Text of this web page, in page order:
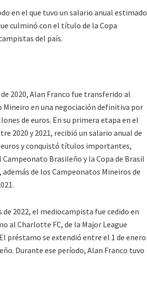
en el que tuvo un salario anual estimado
culminó con el título de la Copa
del país.
2020, Alan Franco fue transferido al
en una negociación definitiva por
de euros. En su primera etapa en el
2020 y 2021, recibió un salario anual de
y conquistó títulos importantes,
Campeonato Brasileño y la Copa de Brasil
además de los Campeonatos Mineiros de
de 2022, el mediocampista fue cedido en
al Charlotte FC, de la Major League
préstamo se extendió entre el 1 de enero
Durante ese período, Alan Franco tuvo